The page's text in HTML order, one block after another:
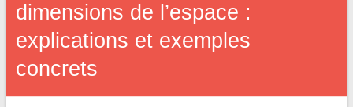
dimensions de l’espace :
explications et exemples
concrets